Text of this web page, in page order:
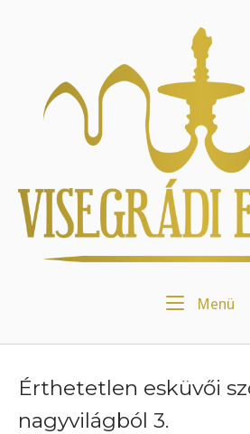
Menü
Érthetetlen esküvői
nagyvilágból 3.